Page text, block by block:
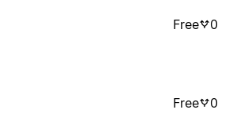
Free 0
Free 0